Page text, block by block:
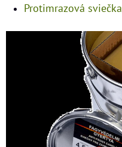
Protimrazová sviečka